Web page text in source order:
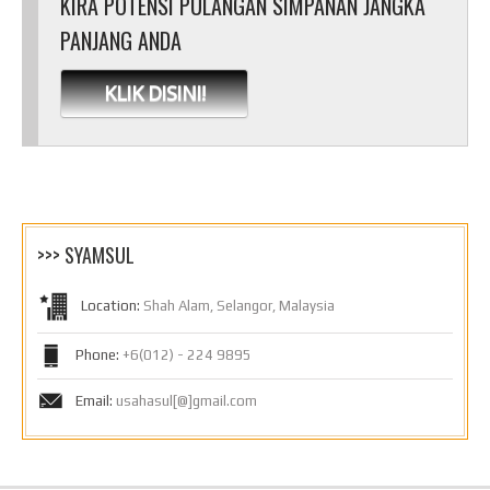
PANJANG ANDA
KLIK DISINI!
>>> SYAMSUL
Location: Shah Alam, Selangor, Malaysia
Phone: +6(012) - 224 9895
Email: usahasul[@]gmail.com